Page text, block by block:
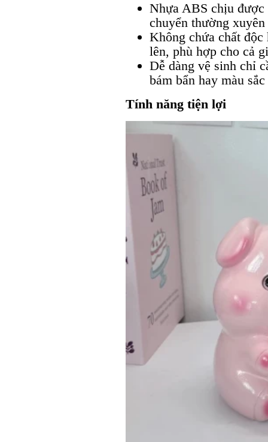
Nhựa ABS chịu
chuyển thường
Không chứa chất
lên, phù hợp cho cả
Dễ dàng vệ sinh chỉ
bám bẩn hay màu
Tính năng tiện lợi